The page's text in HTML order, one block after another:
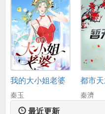
我的大小姐老婆
秦玉
都市
秦濟
最近更新